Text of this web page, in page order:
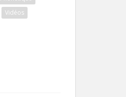
Vidéos